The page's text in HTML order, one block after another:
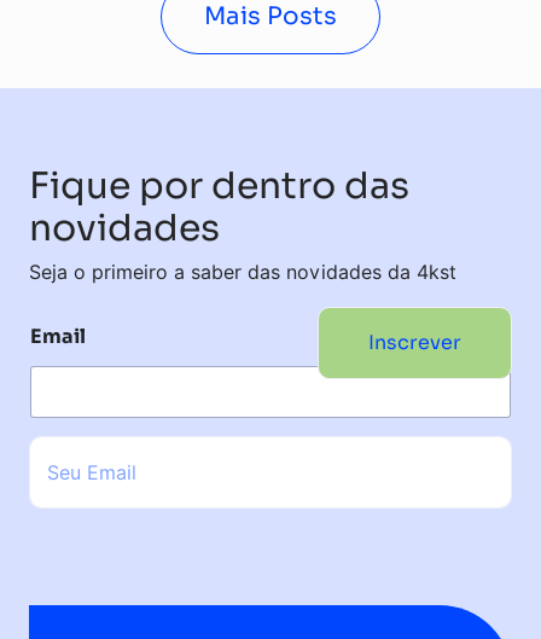
Mais Posts
Fique por dentro das
novidades
Seja o primeiro a saber das novidades da 4kst
Email
E
Inscrever